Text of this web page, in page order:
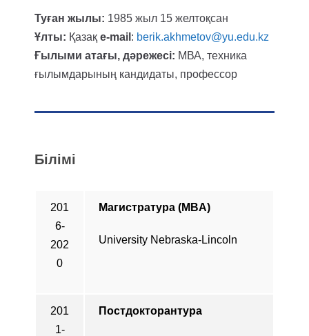
Туған жылы: 1985 жыл 15 желтоқсан
Ұлты: Қазақ e-mail : berik.akhmetov@yu.edu.kz
Ғылыми атағы, дәрежесі: МВА, техника
ғылымдарының кандидаты, профессор
Білімі
201
6-
202
0
Магистратура (MBA)
University Nebraska-Lincoln
201
1-
Постдокторантура